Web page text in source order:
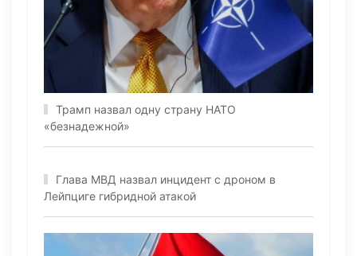
Трамп назвал одну страну НАТО
«безнадежной»
Глава МВД назвал инцидент с дроном в
Лейпциге гибридной атакой